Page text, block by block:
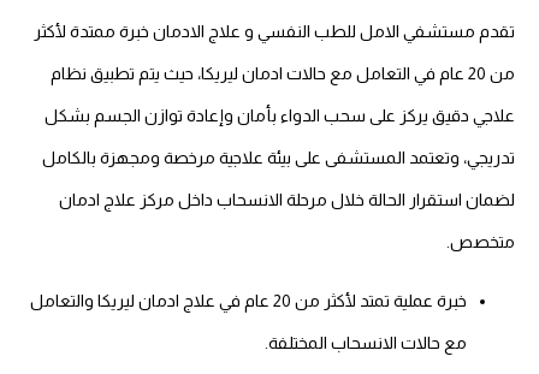
تقدم مستشفي الامل للطب النفسي و علاج الادمان خبرة ممتدة لأكثر
من 20 عام في التعامل مع حالات ادمان ليريكا، حيث يتم تطبيق نظام
علاجي دقيق يركز على سحب الدواء بأمان وإعادة توازن الجسم بشكل
تدريجي، وتعتمد المستشفى على بيئة علاجية مرخصة ومجهزة بالكامل
لضمان استقرار الحالة خلال مرحلة الانسحاب داخل مركز علاج ادمان
متخصص.
خبرة عملية تمتد لأكثر من 20 عام في علاج ادمان ليريكا والتعامل
مع حالات الانسحاب المختلفة.